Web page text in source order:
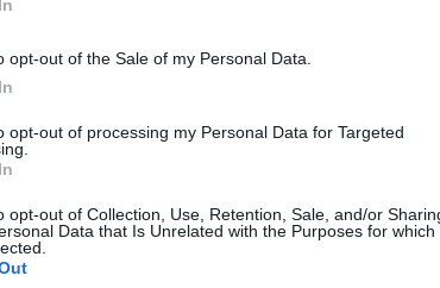
opt-out of the Sale of my Personal Data.
opt-out of processing my Personal Data for Targeted
opt-out of Collection, Use, Retention, Sale, and/or
Data that Is Unrelated with the Purposes for which
Ponza: la Procura
a Ponza a causa del forte vento ha
sfiorata. La Procura sta cercando di fare